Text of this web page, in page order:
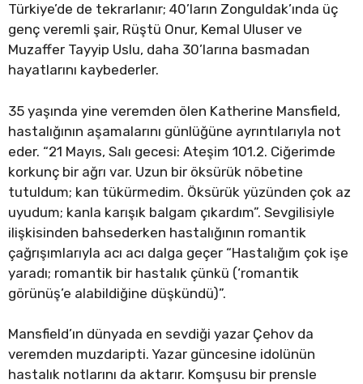
Türkiye’de de tekrarlanır; 40’ların Zonguldak’ında üç
genç veremli şair, Rüştü Onur, Kemal Uluser ve
Muzaffer Tayyip Uslu, daha 30’larına basmadan
hayatlarını kaybederler.
35 yaşında yine veremden ölen Katherine Mansfield,
hastalığının aşamalarını günlüğüne ayrıntılarıyla not
eder. “21 Mayıs, Salı gecesi: Ateşim 101.2. Ciğerimde
korkunç bir ağrı var. Uzun bir öksürük nöbetine
tutuldum; kan tükürmedim. Öksürük yüzünden çok az
uyudum; kanla karışık balgam çıkardım”. Sevgilisiyle
ilişkisinden bahsederken hastalığının romantik
çağrışımlarıyla acı acı dalga geçer “Hastalığım çok işe
yaradı; romantik bir hastalık çünkü (‘romantik
görünüş’e alabildiğine düşkündü)”.
Mansfield’ın dünyada en sevdiği yazar Çehov da
veremden muzdaripti. Yazar güncesine idolünün
hastalık notlarını da aktarır. Komşusu bir prensle